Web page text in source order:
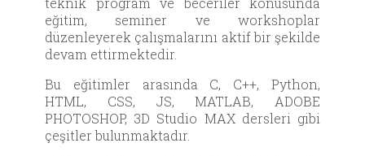
eğitim, seminer ve workshoplar
düzenleyerek çalışmalarını aktif bir şekilde
devam ettirmektedir.
Bu eğitimler arasında C, C++, Python,
HTML, CSS, JS, MATLAB, ADOBE
PHOTOSHOP, 3D Studio MAX dersleri gibi
çeşitler bulunmaktadır.